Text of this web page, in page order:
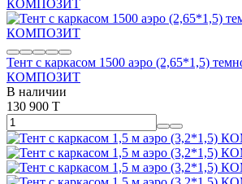
Тент с каркасом 1500 аэро (2,65*1,5)
КОМПОЗИТ
В наличии
130 900 T